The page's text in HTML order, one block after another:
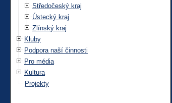
Středočeský kraj
Ústecký kraj
Zlínský kraj
Kluby
Podpora naší činnosti
Pro média
Kultura
Projekty